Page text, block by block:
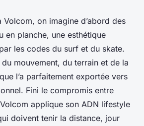
Volcom, on imagine d’abord des
en planche, une esthétique
les codes du surf et du skate.
mouvement, du terrain et de la
l’a parfaitement exportée vers
Fini le compromis entre
applique son ADN lifestyle
doivent tenir la distance, jour